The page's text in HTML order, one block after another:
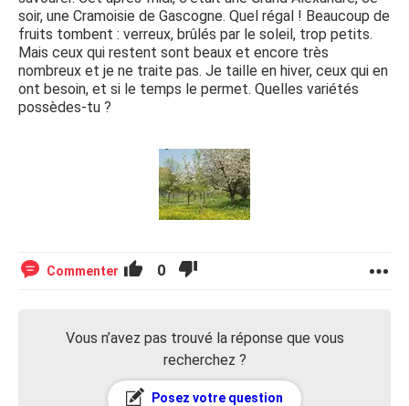
soir, une Cramoisie de Gascogne. Quel régal ! Beaucoup de
fruits tombent : verreux, brûlés par le soleil, trop petits.
Mais ceux qui restent sont beaux et encore très
nombreux et je ne traite pas. Je taille en hiver, ceux qui en
ont besoin, et si le temps le permet. Quelles variétés
possèdes-tu ?
Commenter 0
Vous n’avez pas trouvé la réponse que vous
recherchez ?
Posez votre question